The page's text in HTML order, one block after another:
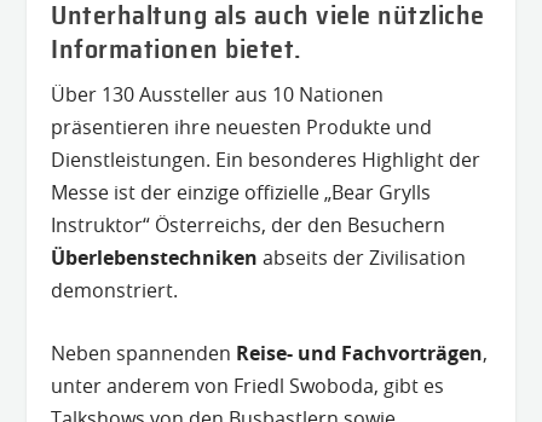
Unterhaltung als auch viele nützliche
Informationen bietet.
Über 130 Aussteller aus 10 Nationen
präsentieren ihre neuesten Produkte und
Dienstleistungen. Ein besonderes Highlight der
Messe ist der einzige offizielle „Bear Grylls
Instruktor“ Österreichs, der den Besuchern
Überlebenstechniken abseits der Zivilisation
demonstriert.
Neben spannenden Reise- und Fachvorträgen,
unter anderem von Friedl Swoboda, gibt es